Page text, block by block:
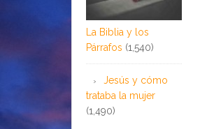
La Biblia y los
Párrafos (1,540)
Jesús y cómo
trataba la mujer
(1,490)